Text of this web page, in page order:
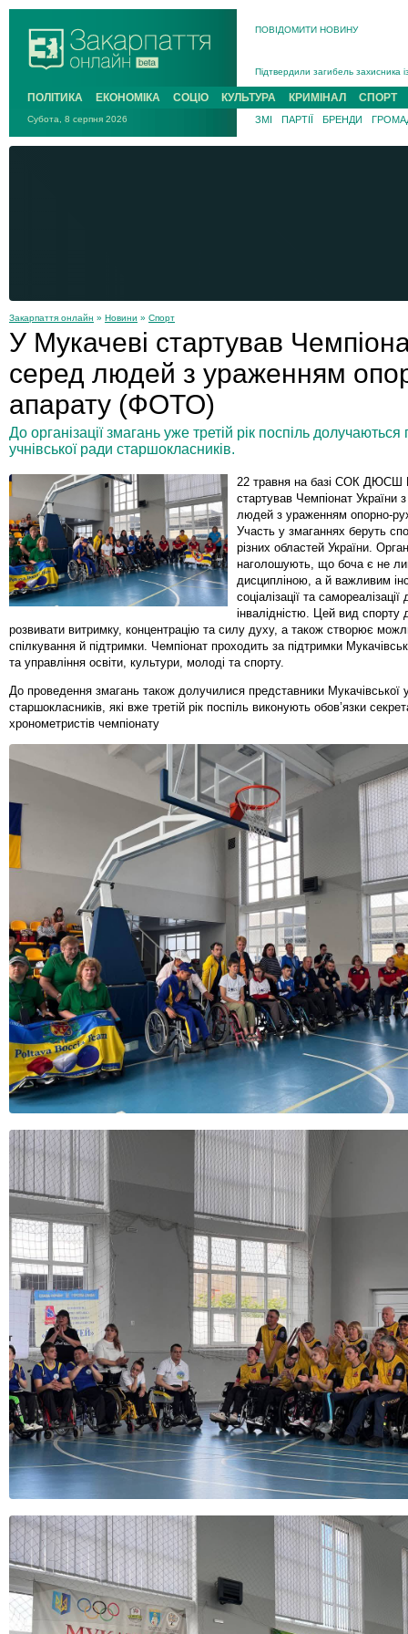
ПОВІДОМИТИ НОВИНУ
В Ужгороді попрощаються із
Підтвердили загибель
На війні з рф поліг військовий з
На війні загинув 26-річний
ПОЛІТИКА ЕКОНОМІКА СОЦІО КУЛЬТУРА КРИМІНАЛ СПОРТ
Субота, 8 серпня 2026 ЗМІ ПАРТІЇ БРЕНДИ
Закарпаття онлайн » Новини » Спорт
У Мукачеві стартував
серед людей з ураженням
апарату (ФОТО)
До організації змагань уже третій рік поспіль
учнівської ради старшокласників.
22 травня на базі СОК ДЮСШ
стартував Чемпіонат України
людей з ураженням опорно-
Участь у змаганнях беруть
різних областей України.
наголошують, що боча є не
дисципліною, а й важливим
соціалізації та
інвалідністю. Цей вид спорту
розвивати витримку, концентрацію та силу духу, а також створює
спілкування й підтримки. Чемпіонат проходить за підтримки
та управління освіти, культури, молоді та спорту.
До проведення змагань також долучилися представники Мукачівської
старшокласників, які вже третій рік поспіль виконують обов’язки
хронометристів чемпіонату